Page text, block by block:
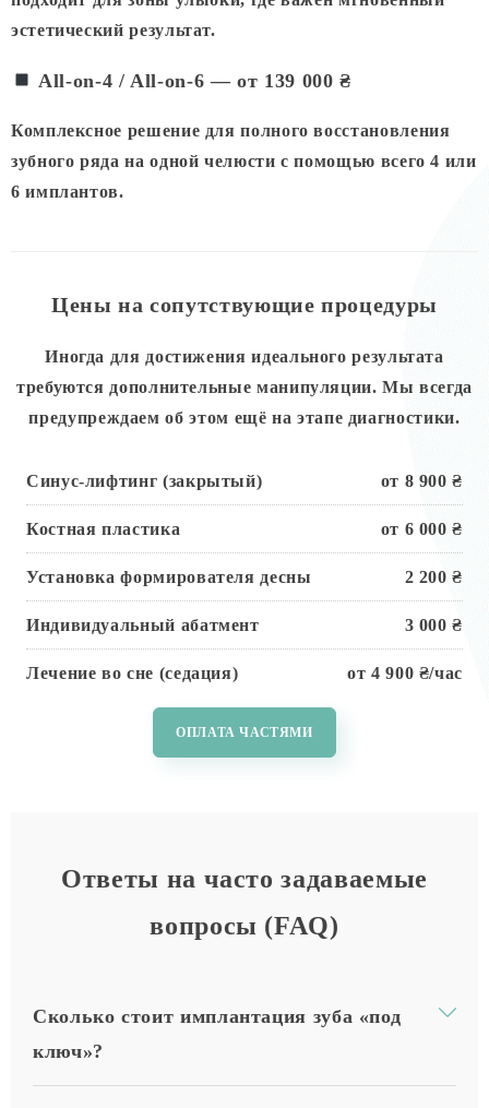
эстетический результат.
All-on-4 / All-on-6 — от 139 000 ₴
Комплексное решение для полного восстановления
зубного ряда на одной челюсти с помощью всего 4 или
6 имплантов.
Цены на сопутствующие процедуры
Иногда для достижения идеального результата
требуются дополнительные манипуляции. Мы всегда
предупреждаем об этом ещё на этапе диагностики.
Синус-лифтинг (закрытый) от 8 900 ₴
Костная пластика от 6 000 ₴
Установка формирователя десны 2 200 ₴
Индивидуальный абатмент 3 000 ₴
Лечение во сне (седация) от 4 900 ₴/час
ОПЛАТА ЧАСТЯМИ
Ответы на часто задаваемые
вопросы (FAQ)
Сколько стоит имплантация зуба «под
ключ»?